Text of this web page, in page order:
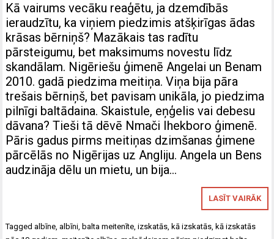
Kā vairums vecāku reaģētu, ja dzemdībās
ieraudzītu, ka viņiem piedzimis atšķirīgas ādas
krāsas bērniņš? Mazākais tas radītu
pārsteigumu, bet maksimums novestu līdz
skandālam. Nigēriešu ģimenē Angelai un Benam
2010. gadā piedzima meitiņa. Viņa bija pāra
trešais bērniņš, bet pavisam unikāla, jo piedzima
pilnīgi baltādaina. Skaistule, eņģelis vai debesu
dāvana? Tieši tā dēvē Nmači Ihekboro ģimenē.
Pāris gadus pirms meitiņas dzimšanas ģimene
pārcēlās no Nigērijas uz Angliju. Angela un Bens
audzināja dēlu un mietu, un bija…
LASĪT VAIRĀK
Taggedalbīne,albīni, balta meitenīte,izskatās, kā izskatās, kā izskatās